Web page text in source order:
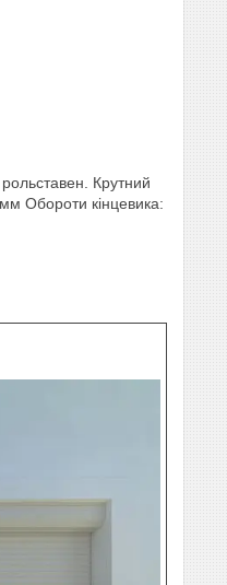
Крутний
Обороти кінцевика: